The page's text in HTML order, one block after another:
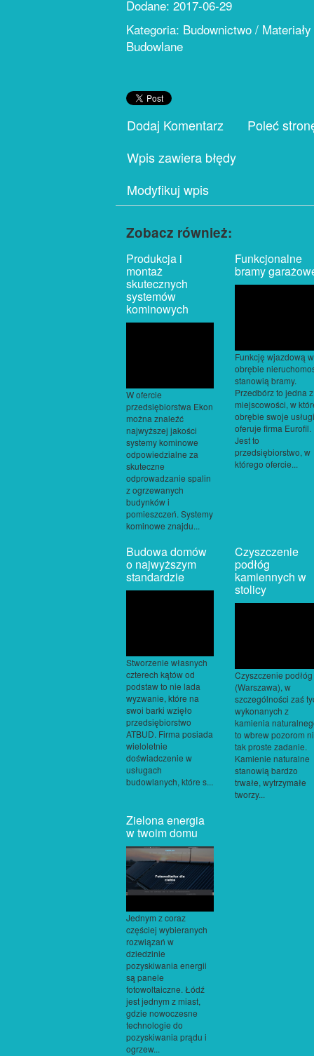
Dodane: 2017-06-29
Kategoria: Budownictwo / Materiały
Budowlane
Dodaj Komentarz
Poleć
Wpis zawiera błędy
Modyfikuj wpis
Zobacz również:
Produkcja i
montaż
skutecznych
systemów
kominowych
W ofercie
przedsiębiorstwa Ekon
można znaleźć
najwyższej jakości
systemy kominowe
odpowiedzialne za
skuteczne
odprowadzanie spalin
z ogrzewanych
budynków i
pomieszczeń. Systemy
kominowe znajdu...
Funkcjonalne
bramy
Funkcję wjazdową w
obrębie
stanowią bramy.
Przedbórz to jedna z
miejscowości, w
obrębie swoje usługi
oferuje firma Eurofil.
Jest to
przedsiębiorstwo, w
którego ofercie...
Budowa domów
o najwyższym
standardzie
Stworzenie własnych
czterech kątów od
podstaw to nie lada
wyzwanie, które na
swoi barki wzięło
przedsiębiorstwo
ATBUD. Firma posiada
wieloletnie
doświadczenie w
usługach
budowlanych, które s...
Czyszczenie
podłóg
kamiennych w
stolicy
Czyszczenie podłóg
(Warszawa), w
szczególności zaś
wykonanych z
kamienia
to wbrew pozorom
tak proste zadanie.
Kamienie naturalne
stanowią bardzo
trwałe, wytrzymałe
tworzy...
Zielona energia
w twoim domu
Jednym z coraz
częściej wybieranych
rozwiązań w
dziedzinie
pozyskiwania energii
są panele
fotowoltaiczne. Łódź
jest jednym z miast,
gdzie nowoczesne
technologie do
pozyskiwania prądu i
ogrzew...